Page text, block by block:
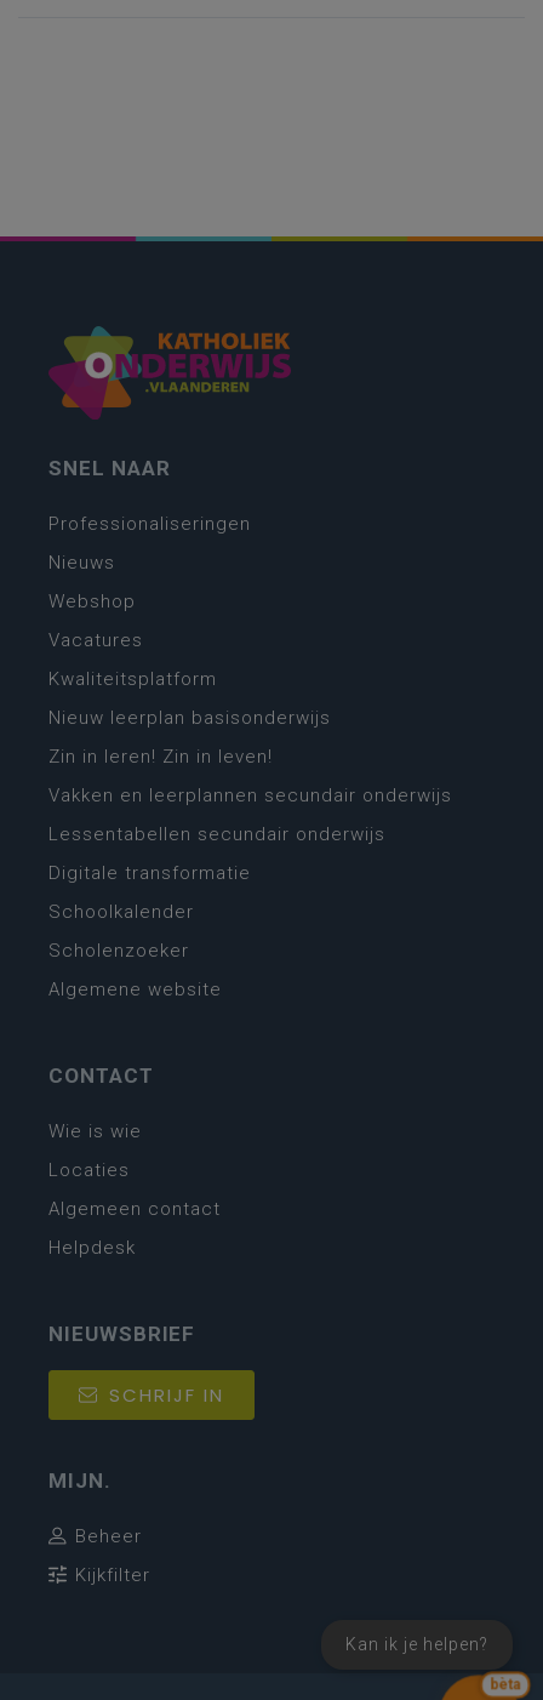
bèta
Kan ik je helpen?
SNEL NAAR
Professionaliseringen
Nieuws
Webshop
Vacatures
Kwaliteitsplatform
Nieuw leerplan basisonderwijs
Zin in leren! Zin in leven!
Vakken en leerplannen secundair onderwijs
Lessentabellen secundair onderwijs
Digitale transformatie
Schoolkalender
Scholenzoeker
Algemene website
CONTACT
Wie is wie
Locaties
Algemeen contact
Helpdesk
NIEUWSBRIEF
SCHRIJF IN
MIJN.
Beheer
Kijkfilter